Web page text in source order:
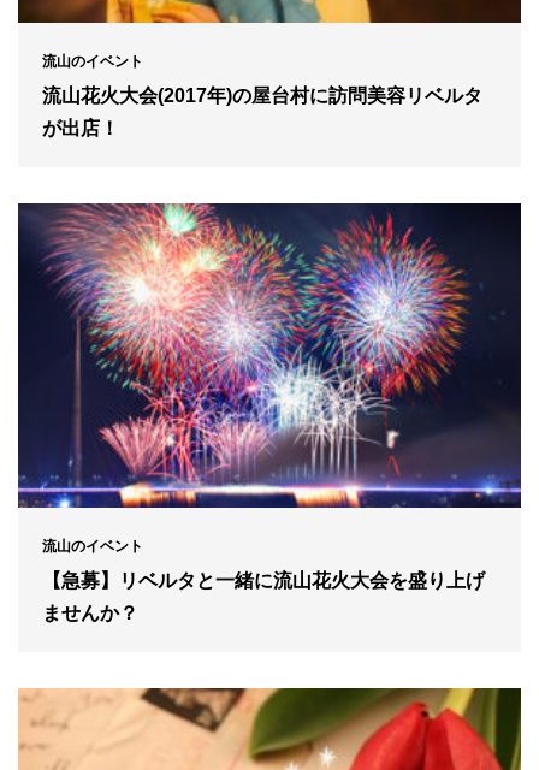
流山のイベント
流山花火大会(2017年)の屋台村に訪問美容リベルタ
が出店！
流山のイベント
【急募】リベルタと一緒に流山花火大会を盛り上げ
ませんか？